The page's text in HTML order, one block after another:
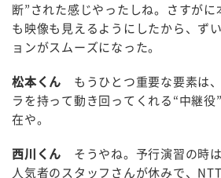
断”された感じやったしね。さすが
も映像も見えるようにしたから、ず
ョンがスムーズになった。
松本くん もうひとつ重要な要素は
ラを持って動き回ってくれる“中継
在や。
西川くん そうやね。予行演習の時
人気者のスタッフさんが休みで、